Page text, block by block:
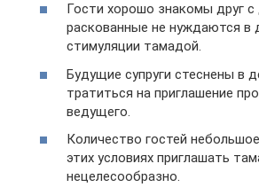
Гости хорошо знакомы друг с
раскованные не нуждаются в
стимуляции тамадой.
Будущие супруги стеснены в
тратиться на приглашение
ведущего.
Количество гостей
этих условиях приглашать
нецелесообразно.